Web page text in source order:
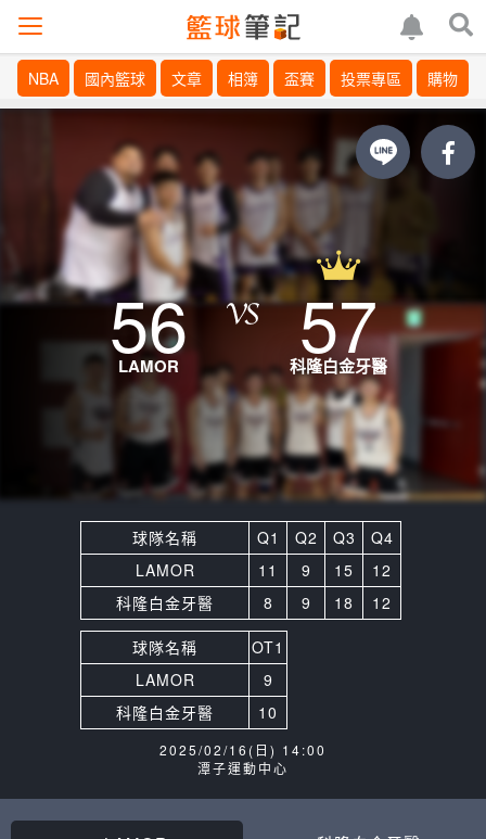
NBA 國內籃球 文章 相簿 盃賽 投票專區 購物
56
LAMOR 57
科隆白金牙醫
球隊名稱 Q1 Q2 Q3
Q4
LAMOR
11 9 15
12
科隆白金牙醫
8 9 18 12
球隊名稱
OT1
LAMOR
9
科隆白金牙醫
10
2025/02/16(日) 14:00
潭子運動中心